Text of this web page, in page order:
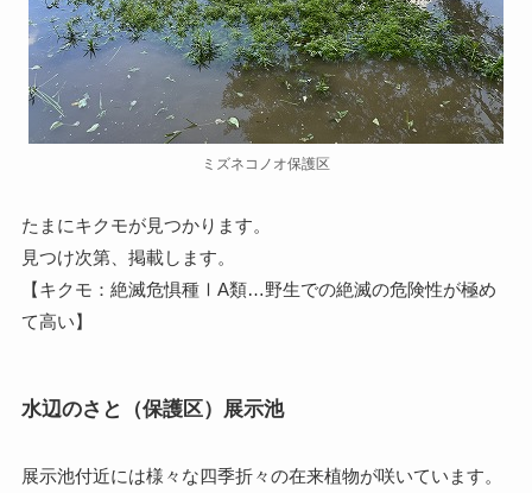
ミズネコノオ保護区
たまにキクモが見つかります。
見つけ次第、掲載します。
【キクモ：絶滅危惧種ⅠA類…野生での絶滅の危険性が極め
て高い】
水辺のさと（保護区）展示池
展示池付近には様々な四季折々の在来植物が咲いています。